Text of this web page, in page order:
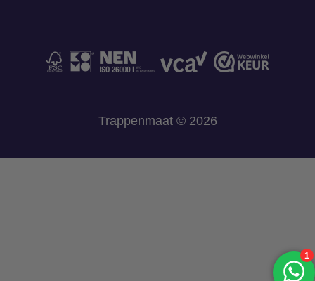
Trappenmaat © 2026